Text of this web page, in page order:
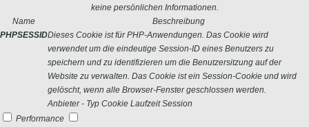
keine persönlichen Informationen.
Name
Beschreibung
PHPSESSIDDieses Cookie ist für PHP-Anwendungen. Das Cookie wird
verwendet um die eindeutige Session-ID eines Benutzers zu
speichern und zu identifizieren um die Benutzersitzung auf der
Website zu verwalten. Das Cookie ist ein Session-Cookie und wird
gelöscht, wenn alle Browser-Fenster geschlossen werden.
Anbieter - Typ Cookie Laufzeit Session
Performance